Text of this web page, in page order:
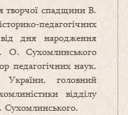
творчої спадщини В.
педагогічних
дня народження
О. Сухомлинського
педагогічних наук,
головний
відділу
Сухомлинського.